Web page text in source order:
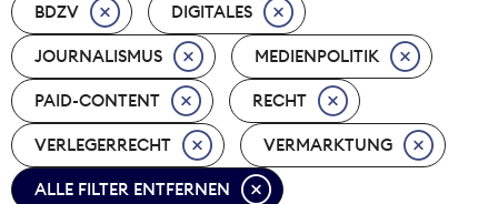
Nachwuchs
Nova Award
Pressefreiheit
Print
BDZV DIGITALES
JOURNALISMUS MEDIENPOLITIK
PAID-CONTENT RECHT
VERLEGERRECHT VERMARKTUNG
ALLE FILTER ENTFERNEN